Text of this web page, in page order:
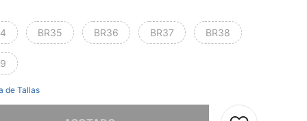
BR35 BR36 BR37 BR38
de Tallas